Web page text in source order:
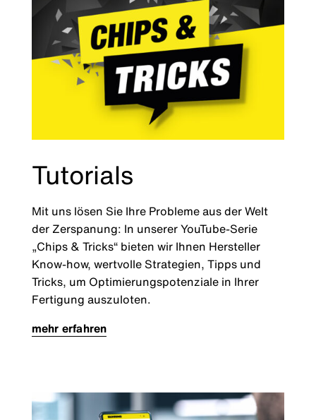
Tutorials
Mit uns lösen Sie Ihre Probleme aus der Welt
der Zerspanung: In unserer YouTube-Serie
„Chips & Tricks“ bieten wir Ihnen Hersteller
Know-how, wertvolle Strategien, Tipps und
Tricks, um Optimierungspotenziale in Ihrer
Fertigung auszuloten.
mehr erfahren